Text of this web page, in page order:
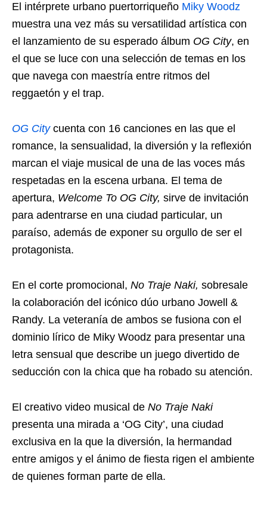
El intérprete urbano puertorriqueño Miky Woodz
muestra una vez más su versatilidad artística con
el lanzamiento de su esperado álbum OG City, en
el que se luce con una selección de temas en los
que navega con maestría entre ritmos del
reggaetón y el trap.
OG Citycuenta con 16 canciones en las que el
romance, la sensualidad, la diversión y la reflexión
marcan el viaje musical de una de las voces más
respetadas en la escena urbana. El tema de
apertura, Welcome To OG City, sirve de invitación
para adentrarse en una ciudad particular, un
paraíso, además de exponer su orgullo de ser el
protagonista.
En el corte promocional, No Traje Naki, sobresale
la colaboración del icónico dúo urbano Jowell &
Randy. La veteranía de ambos se fusiona con el
dominio lírico de Miky Woodz para presentar una
letra sensual que describe un juego divertido de
seducción con la chica que ha robado su atención.
El creativo video musical de No Traje Naki
presenta una mirada a ‘OG City’, una ciudad
exclusiva en la que la diversión, la hermandad
entre amigos y el ánimo de fiesta rigen el ambiente
de quienes forman parte de ella.